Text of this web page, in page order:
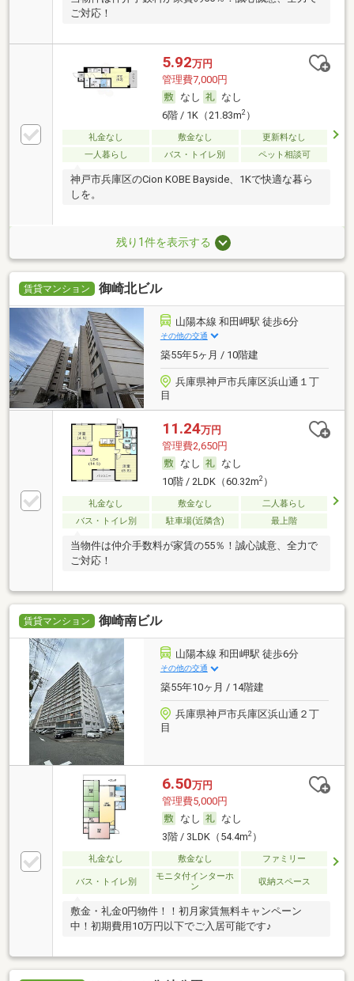
ご対応！
5.92万円
管理費7,000円
なし
なし
6階 / 1K（21.83m2）
礼金なし 敷金なし
更新料なし
一人暮らし
バス・トイレ別 ペット相談可
神戸市兵庫区のCion KOBE Bayside、1Kで快適な暮ら
しを。
残り1件を表示する
賃貸マンション 御崎北ビル
山陽本線 和田岬駅 徒歩6分
その他の交通
築55年5ヶ月 / 10階建
兵庫県神戸市兵庫区浜山通１丁
目
11.24万円
管理費2,650円
なし
なし
10階 / 2LDK（60.32m2）
礼金なし 敷金なし
二人暮らし
バス・トイレ別
駐車場(近隣含) 最上階
当物件は仲介手数料が家賃の55％！誠心誠意、全力で
ご対応！
賃貸マンション 御崎南ビル
山陽本線 和田岬駅 徒歩6分
その他の交通
築55年10ヶ月 / 14階建
兵庫県神戸市兵庫区浜山通２丁
目
6.50万円
管理費5,000円
なし
なし
3階 / 3LDK（54.4m2）
礼金なし 敷金なし ファミリー
バス・トイレ別
モニタ付インターホ
ン
収納スペース
敷金・礼金0円物件！！初月家賃無料キャンペーン
中！初期費用10万円以下でご入居可能です♪